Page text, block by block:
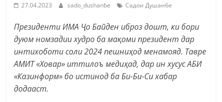
27.04.2023 sado_dushanbe Садои Душанбе
Президенти ИМА Ҷо Байден иброз дошт, ки бори
дуюм номзадии худро ба мақоми президент дар
интихоботи соли 2024 пешниҳод менамояд. Тавре
АМИТ «Ховар» иттилоъ медиҳад, дар ин хусус АБИ
«Казинформ» бо истинод ба Би-Би-Си хабар
додааст.